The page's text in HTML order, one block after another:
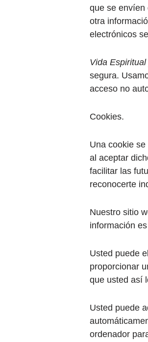
que se envíen
otra
electrónicos
Vida
segura.
acceso no
Cookies.
Una cookie
al aceptar
facilitar las
reconocerte
Nuestro sitio
información
Usted puede
proporcionar
que usted así
Usted puede
ordenador